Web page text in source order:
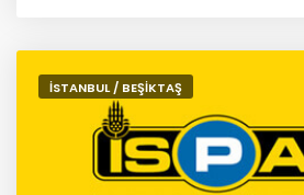
İSTANBUL / BEŞİKTAŞ